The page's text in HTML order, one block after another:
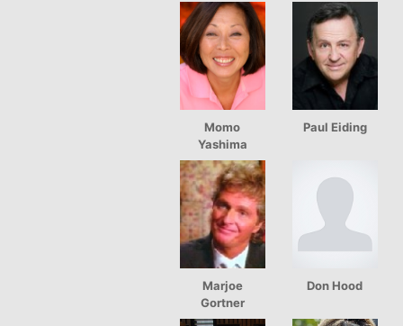
Momo
Yashima
Paul Eiding
Marjoe
Gortner
Don Hood